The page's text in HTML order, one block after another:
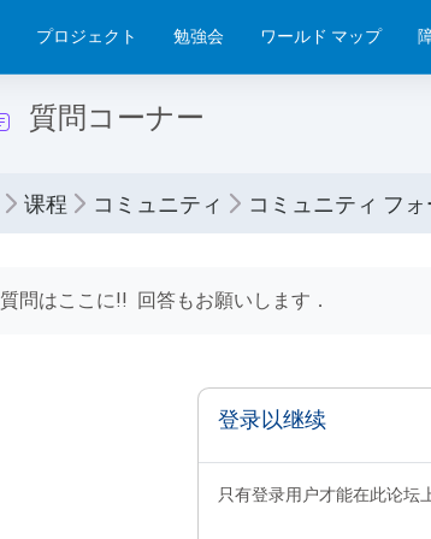
プロジェクト 勉強会 ワールド マップ
質問コーナー
课程 コミュニティ コミュニティ フォ
質問はここに!! 回答もお願いします．
登录以继续
只有登录用户才能在此论坛